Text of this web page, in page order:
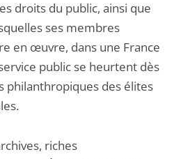
droits du public, ainsi que
ses membres
en œuvre, dans une France
public se heurtent dès
philanthropiques des élites
riches